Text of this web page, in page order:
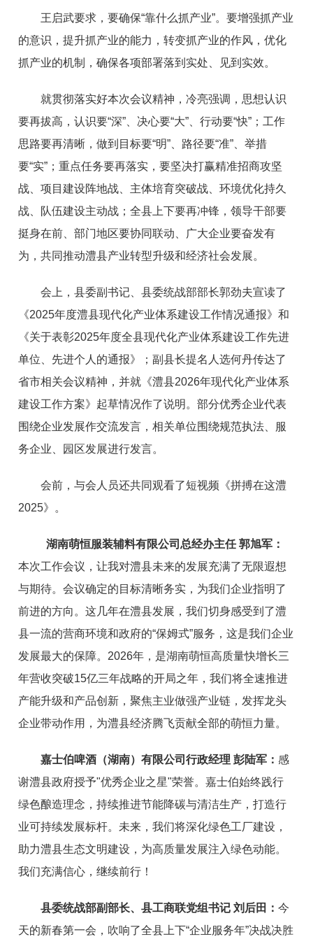
王启武要求，要确保“靠什么抓产业”。要增强抓产业
的意识，提升抓产业的能力，转变抓产业的作风，优化
抓产业的机制，确保各项部署落到实处、见到实效。
就贯彻落实好本次会议精神，冷亮强调，思想认识
要再拔高，认识要“深”、决心要“大”、行动要“快”；工作
思路要再清晰，做到目标要“明”、路径要“准”、举措
要“实”；重点任务要再落实，要坚决打赢精准招商攻坚
战、项目建设阵地战、主体培育突破战、环境优化持久
战、队伍建设主动战；全县上下要再冲锋，领导干部要
挺身在前、部门地区要协同联动、广大企业要奋发有
为，共同推动澧县产业转型升级和经济社会发展。
会上，县委副书记、县委统战部部长郭劲夫宣读了
《2025年度澧县现代化产业体系建设工作情况通报》和
《关于表彰2025年度全县现代化产业体系建设工作先进
单位、先进个人的通报》；副县长提名人选何丹传达了
省市相关会议精神，并就《澧县2026年现代化产业体系
建设工作方案》起草情况作了说明。部分优秀企业代表
围绕企业发展作交流发言，相关单位围绕规范执法、服
务企业、园区发展进行发言。
会前，与会人员还共同观看了短视频《拼搏在这澧
2025》。
湖南萌恒服装辅料有限公司总经办主任 郭旭军：
本次工作会议，让我对澧县未来的发展充满了无限遐想
与期待。会议确定的目标清晰务实，为我们企业指明了
前进的方向。这几年在澧县发展，我们切身感受到了澧
县一流的营商环境和政府的“保姆式”服务，这是我们企业
发展最大的保障。2026年，是湖南萌恒高质量快增长三
年营收突破15亿三年战略的开局之年，我们将全速推进
产能升级和产品创新，聚焦主业做强产业链，发挥龙头
企业带动作用，为澧县经济腾飞贡献全部的萌恒力量。
嘉士伯啤酒（湖南）有限公司行政经理 彭陆军：感
谢澧县政府授予"优秀企业之星"荣誉。嘉士伯始终践行
绿色酿造理念，持续推进节能降碳与清洁生产，打造行
业可持续发展标杆。未来，我们将深化绿色工厂建设，
助力澧县生态文明建设，为高质量发展注入绿色动能。
我们充满信心，继续前行！
县委统战部副部长、县工商联党组书记 刘后田：今
天的新春第一会，吹响了全县上下“企业服务年”决战决胜